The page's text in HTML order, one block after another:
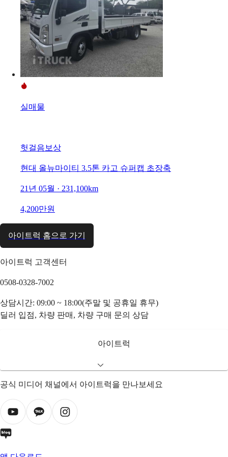
실매물
헛걸음보상
현대 올뉴마이티 3.5톤 카고 슈퍼캡 초장축
21년 05월 · 231,100km
4,200만원
아이트럭 홈으로 가기
아이트럭 고객센터
0508-0328-7002
상담시간: 09:00 ~ 18:00(주말 및 공휴일 휴무)
딜러 입점, 차량 판매, 차량 구매 문의 상담
아이트럭
공식 미디어 채널에서 아이트럭을 만나보세요